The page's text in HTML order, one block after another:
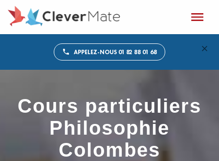
APPELEZ-NOUS 01 82 88 01 68
Cours particuliers
Philosophie
Colombes